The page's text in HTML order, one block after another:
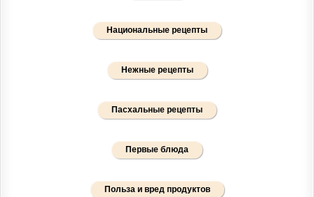
Национальные рецепты
Нежные рецепты
Пасхальные рецепты
Первые блюда
Польза и вред продуктов